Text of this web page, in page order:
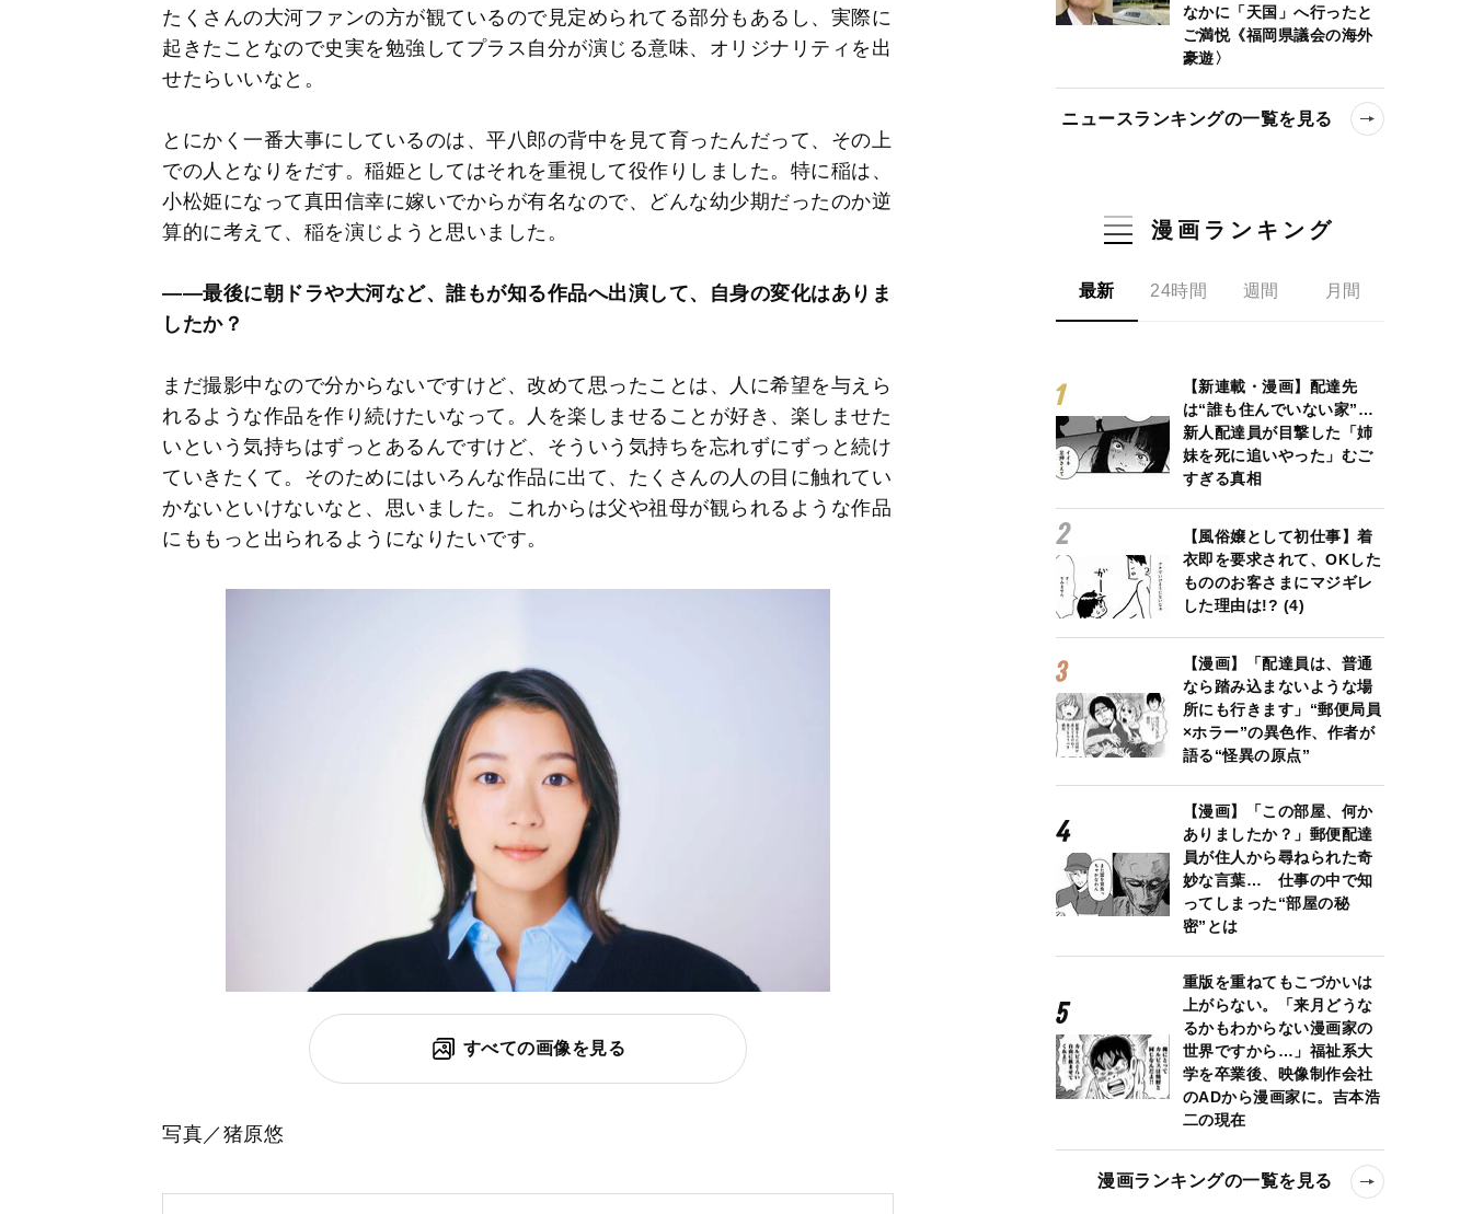
たくさんの大河ファンの方が観ているので見定められてる部分もあるし、実際に
起きたことなので史実を勉強してプラス自分が演じる意味、オリジナリティを出
せたらいいなと。
とにかく一番大事にしているのは、平八郎の背中を見て育ったんだって、その上
での人となりをだす。稲姫としてはそれを重視して役作りしました。特に稲は、
小松姫になって真田信幸に嫁いでからが有名なので、どんな幼少期だったのか逆
算的に考えて、稲を演じようと思いました。
――最後に朝ドラや大河など、誰もが知る作品へ出演して、自身の変化はありま
したか？
まだ撮影中なので分からないですけど、改めて思ったことは、人に希望を与えら
れるような作品を作り続けたいなって。人を楽しませることが好き、楽しませた
いという気持ちはずっとあるんですけど、そういう気持ちを忘れずにずっと続け
ていきたくて。そのためにはいろんな作品に出て、たくさんの人の目に触れてい
かないといけないなと、思いました。これからは父や祖母が観られるような作品
にももっと出られるようになりたいです。
すべての画像を見る
写真／猪原悠
なかに「天国」へ行ったと
ご満悦《福岡県議会の海外
豪遊〉
ニュースランキングの一覧を見る
漫画ランキング
最新 24時間 週間 月間
【新連載・漫画】配達先
は“誰も住んでいない家”…
新人配達員が目撃した「姉
妹を死に追いやった」むご
すぎる真相
【風俗嬢として初仕事】着
衣即を要求されて、OKした
もののお客さまにマジギレ
した理由は!? (4)
【漫画】「配達員は、普通
なら踏み込まないような場
所にも行きます」“郵便局員
×ホラー”の異色作、作者が
語る“怪異の原点”
【漫画】「この部屋、何か
ありましたか？」郵便配達
員が住人から尋ねられた奇
妙な言葉… 仕事の中で知
ってしまった“部屋の秘
密”とは
重版を重ねてもこづかいは
上がらない。「来月どうな
るかもわからない漫画家の
世界ですから…」福祉系大
学を卒業後、映像制作会社
のADから漫画家に。吉本浩
二の現在
漫画ランキングの一覧を見る